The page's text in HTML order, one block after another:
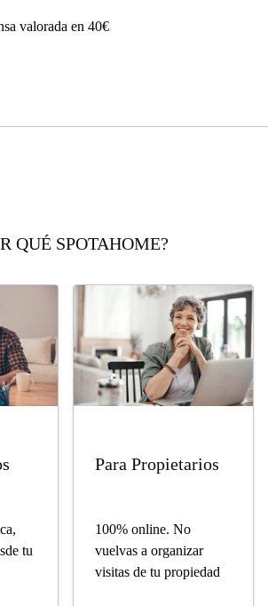
valorada en 40€
QUÉ SPOTAHOME?
tu
Para Propietarios
100% online. No
vuelvas a organizar
visitas de tu propiedad